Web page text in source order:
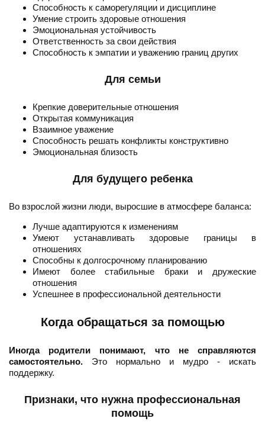
Способность к саморегуляции и дисциплине
Умение строить здоровые отношения
Эмоциональная устойчивость
Ответственность за свои действия
Способность к эмпатии и уважению границ других
Для семьи
Крепкие доверительные отношения
Открытая коммуникация
Взаимное уважение
Способность решать конфликты конструктивно
Эмоциональная близость
Для будущего ребенка
Во взрослой жизни люди, выросшие в атмосфере баланса:
Лучше адаптируются к изменениям
Умеют устанавливать здоровые границы в
отношениях
Способны к долгосрочному планированию
Имеют более стабильные браки и дружеские
отношения
Успешнее в профессиональной деятельности
Когда обращаться за помощью
Иногда родители понимают, что не справляются
самостоятельно. Это нормально и мудро - искать
поддержку.
Признаки, что нужна профессиональная
помощь